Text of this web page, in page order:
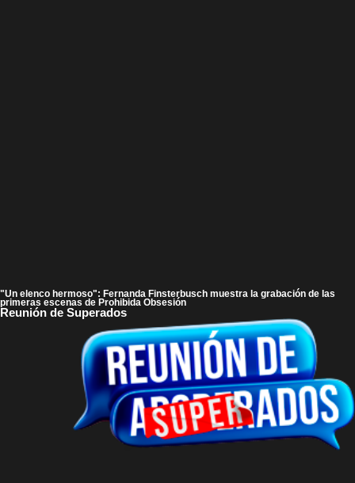
"Un elenco hermoso": Fernanda Finsterbusch muestra la grabación de las
primeras escenas de Prohibida Obsesión
Reunión de Superados